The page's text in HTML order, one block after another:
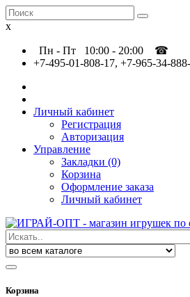
x
Пн - Пт 10:00 - 20:00 ☎
+7-495-01-808-17, +7-965-34-
Личный кабинет
Регистрация
Авторизация
Управление
Закладки (0)
Корзина
Оформление заказа
Личный кабинет
Корзина